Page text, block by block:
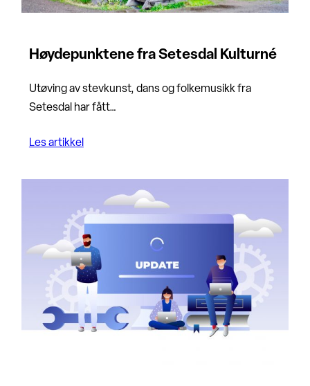
Høydepunktene fra Setesdal Kulturné
Utøving av stevkunst, dans og folkemusikk fra
Setesdal har fått…
Les artikkel